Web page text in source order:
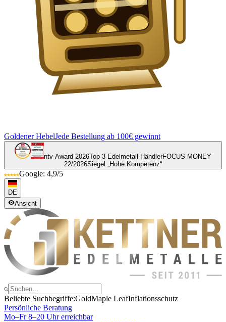
Goldener HebelJede Bestellung ab 100€ gewinnt
ntv-Award 2026Top 3 Edelmetall-HändlerFOCUS MONEY
22/2026Siegel „Hohe Kompetenz“
Google: 4,9/5
DE
Ansicht
Beliebte Suchbegriffe:GoldMaple LeafInflationsschutz
Persönliche Beratung
Mo–Fr 8–20 Uhr erreichbar